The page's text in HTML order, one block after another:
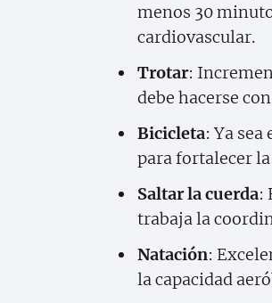
menos 30
cardiovascular.
Trotar:
debe hacerse
Bicicleta: Ya
para fortalecer
Saltar la cuerda:
trabaja la
Natación:
la capacidad